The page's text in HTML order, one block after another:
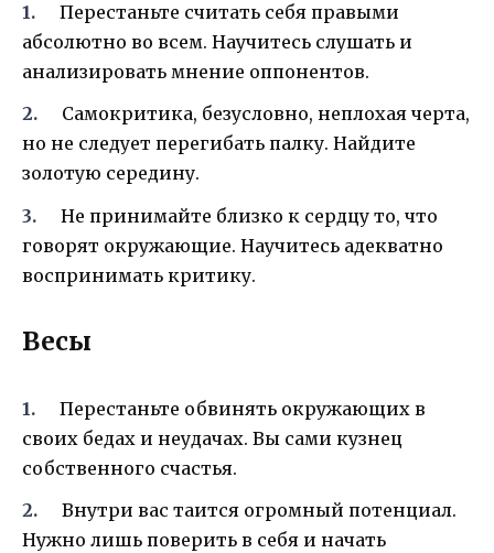
Перестаньте считать себя правыми
абсолютно во всем. Научитесь слушать и
анализировать мнение оппонентов.
Самокритика, безусловно, неплохая черта,
но не следует перегибать палку. Найдите
золотую середину.
Не принимайте близко к сердцу то, что
говорят окружающие. Научитесь адекватно
воспринимать критику.
Весы
Перестаньте обвинять окружающих в
своих бедах и неудачах. Вы сами кузнец
собственного счастья.
Внутри вас таится огромный потенциал.
Нужно лишь поверить в себя и начать